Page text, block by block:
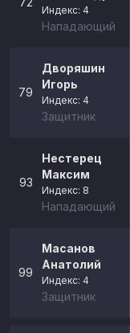
Индекс: 4
Нападающий
79
Дворяшин
Игорь
Индекс: 4
Защитник
93
Нестерец
Максим
Индекс: 8
Нападающий
99
Масанов
Анатолий
Индекс: 4
Защитник